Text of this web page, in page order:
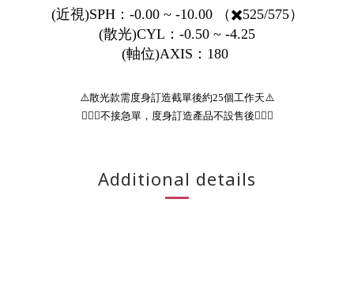
(近視)SPH： -0.00 ~ -10.00 （ ✖️525/575）
(散光)CYL ： -0.50 ~ -4.25
(軸位)AXIS ： 180
⚠️散光款需度身訂造截單後約25個工作天⚠️
🙇🏻‍♂️不接急單，度身訂造產品不設售後 🙇🏻‍♂️
Additional details